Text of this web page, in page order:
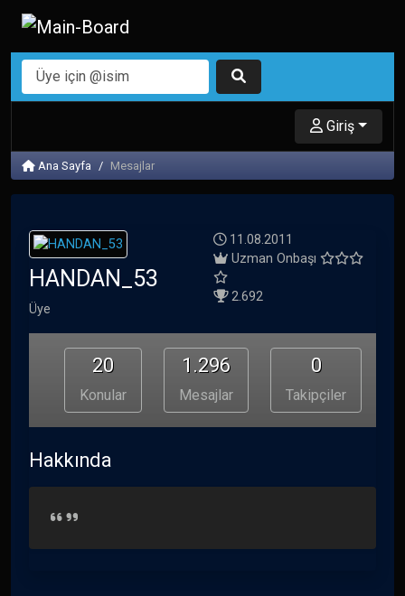
Giriş
Ana Sayfa Mesajlar
HANDAN_53
Üye
11.08.2011
Uzman Onbaşı
2.692
20
Konular
1.296
Mesajlar
0
Takipçiler
Hakkında